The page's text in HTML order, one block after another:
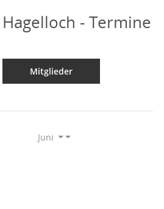
- Termine
Mitglieder
Juni